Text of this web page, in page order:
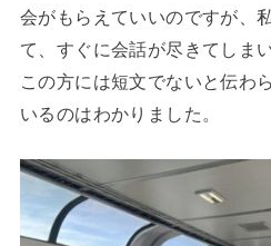
会がもらえていいのですが、
て、すぐに会話が尽きてしま
この方には短文でないと伝わ
いるのはわかりました。